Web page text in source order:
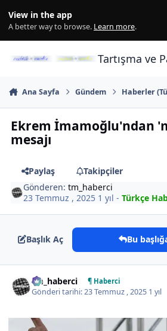
View in the app
A better way to browse. Learn more.
Tartışma ve
Ana Sayfa Gündem Haberler
Ekrem İmamoğlu'ndan
mesajı
Paylaş
Takipçiler
Gönderen:tm_haberci
23 Temmuz , 2025 1 yıl -Türkçe
Başlık Aç Bu
tm_haberci ¶ Haberci
Gönderi tarihi:23 Temmuz , 2025 1 yıl